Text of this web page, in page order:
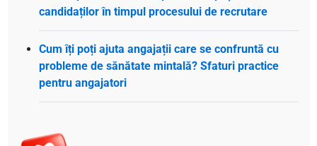
candidaților în timpul procesului de recrutare
Cum îți poți ajuta angajații care se confruntă cu
probleme de sănătate mintală? Sfaturi practice
pentru angajatori